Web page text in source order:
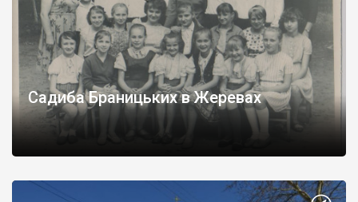
Садиба Браницьких в Жеревах